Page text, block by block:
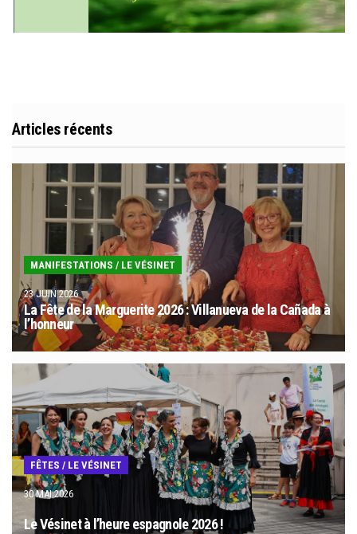
Articles récents
MANIFESTATIONS / LE VÉSINET
23 JUIN 2026
La Fête de la Marguerite 2026 : Villanueva de la Cañada à
l’honneur
FÊTES / LE VÉSINET
30 MAI 2026
Le Vésinet à l’heure espagnole 2026 !